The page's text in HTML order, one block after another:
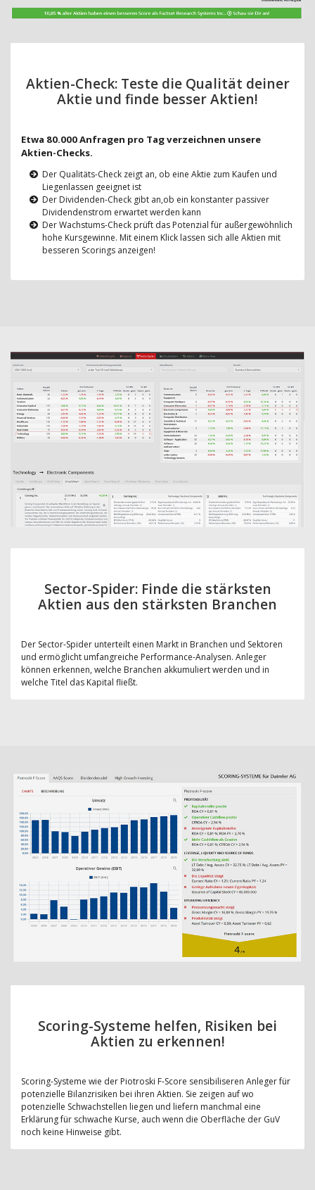
Aktien-Check: Teste die Qualität deiner
Aktie und finde besser Aktien!
Etwa 80.000 Anfragen pro Tag verzeichnen unsere
Aktien-Checks.
Der Qualitäts-Check zeigt an, ob eine Aktie zum Kaufen und
Liegenlassen geeignet ist
Der Dividenden-Check gibt an,ob ein konstanter passiver
Dividendenstrom erwartet werden kann
Der Wachstums-Check prüft das Potenzial für außergewöhnlich
hohe Kursgewinne. Mit einem Klick lassen sich alle Aktien mit
besseren Scorings anzeigen!
Sector-Spider: Finde die stärksten
Aktien aus den stärksten Branchen
Der Sector-Spider unterteilt einen Markt in Branchen und Sektoren
und ermöglicht umfangreiche Performance-Analysen. Anleger
können erkennen, welche Branchen akkumuliert werden und in
welche Titel das Kapital fließt.
Scoring-Systeme helfen, Risiken bei
Aktien zu erkennen!
Scoring-Systeme wie der Piotroski F-Score sensibiliseren Anleger für
potenzielle Bilanzrisiken bei ihren Aktien. Sie zeigen auf wo
potenzielle Schwachstellen liegen und liefern manchmal eine
Erklärung für schwache Kurse, auch wenn die Oberfläche der GuV
noch keine Hinweise gibt.